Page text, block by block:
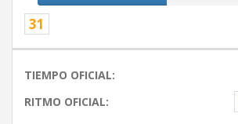
31
TIEMPO OFICIAL:
RITMO OFICIAL: